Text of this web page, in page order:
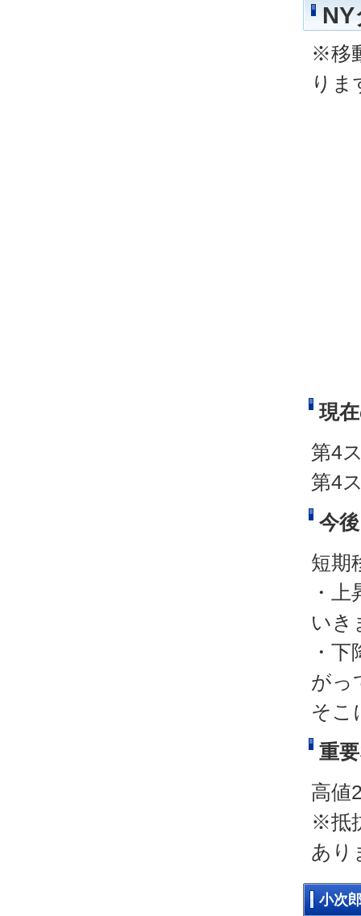
※移
りま
現
第4
第4
今
短期
・
いき
・
がっ
そこ
重
高値
※抵
あり
小次